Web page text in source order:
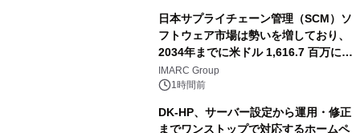
日本サプライチェーン管理（SCM）ソ
フトウェア市場は勢いを増しており、
2034年までに米ドル 1,616.7 百万に達
し、CAGR 3.42%で成長すると予測
IMARC Group
1時間前
DK-HP、サーバー設定から運用・修正
までワンストップで対応するホームペ